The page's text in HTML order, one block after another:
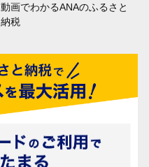
動画でわかるANAのふるさと
納税